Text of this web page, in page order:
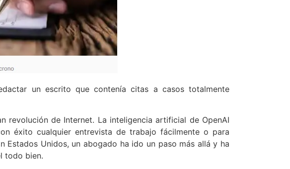
un escrito que contenía citas a casos totalmente
revolución de Internet. La inteligencia artificial de OpenAI
éxito cualquier entrevista de trabajo fácilmente o para
Estados Unidos, un abogado ha ido un paso más allá y ha
todo bien.